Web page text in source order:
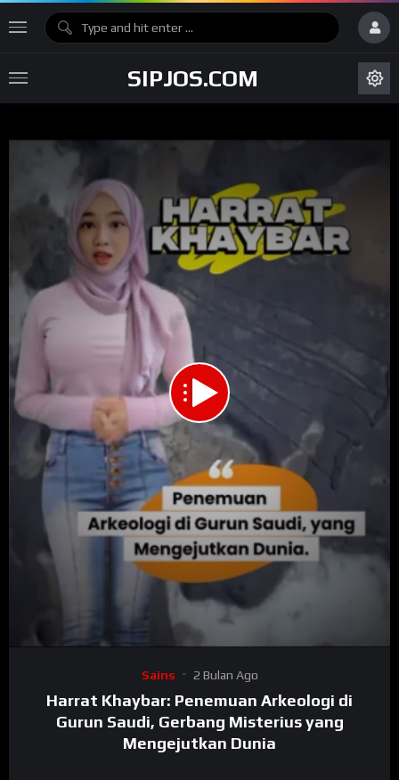
SIPJOS.COM
Sains 2 Bulan Ago
Harrat Khaybar: Penemuan Arkeologi di
Gurun Saudi, Gerbang Misterius yang
Mengejutkan Dunia